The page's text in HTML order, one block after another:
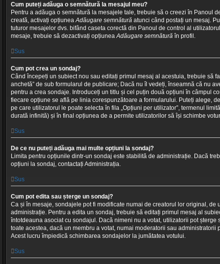
Cum puteți adăuga o semnătură la mesajul meu?
Pentru a adăuga o semnătură la mesajele tale, trebuie să o creezi în Panoul
creată, activați opțiunea Adăugare semnătură atunci când postați un mesaj.
tuturor mesajelor dvs. bifând caseta corectă din Panoul de control al
mesaje, trebuie să dezactivați opțiunea Adăugare semnătură în profil.
Sus
Cum pot crea un sondaj?
Când începeți un subiect nou sau editați primul mesaj al acestuia, trebuie să
anchetă” de sub formularul de publicare; Dacă nu îl vedeți, înseamnă că nu
pentru a crea sondaje. Introduceți un titlu și cel puțin două opțiuni în câmpul
fiecare opțiune se află pe linia corespunzătoare a formularului. Puteți alege,
pe care utilizatorul le poate selecta în fila „Opțiuni per utilizator”, termenul
durată infinită) și în final opțiunea de a permite utilizatorilor să își schimbe
Sus
De ce nu puteți adăuga mai multe opțiuni la sondaj?
Limita pentru opțiunile dintr-un sondaj este stabilită de administrație. Dacă
opțiuni la sondaj, contactați Administrația.
Sus
Cum pot edita sau șterge un sondaj?
Ca și în mesaje, sondajele pot fi modificate numai de creatorul lor original, de
administrație. Pentru a edita un sondaj, trebuie să editați primul mesaj al
întotdeauna asociat cu sondajul. Dacă nimeni nu a votat, utilizatorii pot
toate acestea, dacă un membru a votat, numai moderatorii sau administratorii
Acest lucru împiedică schimbarea sondajelor la jumătatea votului.
Sus